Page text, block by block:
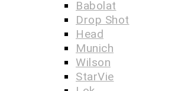
Babolat
Drop Shot
Head
Munich
Wilson
StarVie